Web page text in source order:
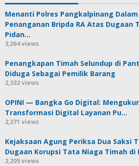
Menanti Polres Pangkalpinang Dalam
Penanganan Bripda RA Atas Dugaan
Pidan…
3,264 views
Penangkapan Timah Selundup di
Diduga Sebagai Pemilik Barang
2,332 views
OPINI — Bangka Go Digital:
Transformasi Digital Layanan Pu…
2,271 views
Kejaksaan Agung Periksa Dua Saksi
Dugaan Korupsi Tata Niaga Timah di
2,205 views